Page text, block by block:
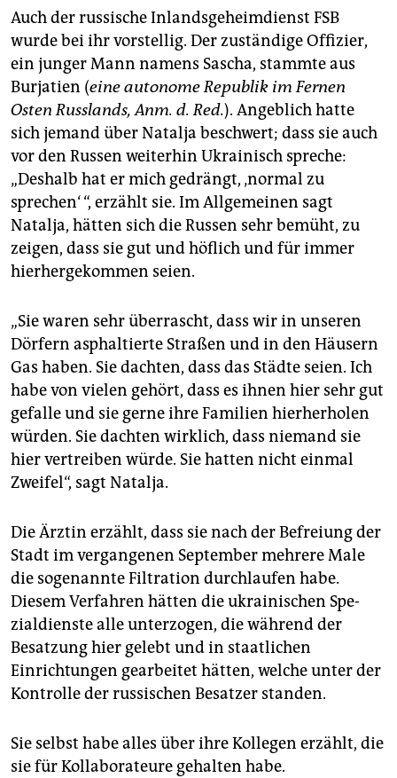
Auch der russische Inlandsgeheimdienst FSB
wurde bei ihr vorstellig. Der zuständige Offizier,
ein junger Mann namens Sascha, stammte aus
Burjatien (eine autonome Republik im Fernen
Osten Russlands, Anm. d. Red.). Angeblich hatte
sich jemand über Natalja beschwert; dass sie auch
vor den Russen weiterhin Ukrainisch spreche:
„Deshalb hat er mich gedrängt, ‚normal zu
sprechen‘ “, erzählt sie. Im Allgemeinen sagt
Natalja, hätten sich die Russen sehr bemüht, zu
zeigen, dass sie gut und höflich und für immer
hierhergekommen seien.
„Sie waren sehr überrascht, dass wir in unseren
Dörfern asphaltierte Straßen und in den Häusern
Gas haben. Sie dachten, dass das Städte seien. Ich
habe von vielen gehört, dass es ihnen hier sehr gut
gefalle und sie gerne ihre Familien hierherholen
würden. Sie dachten wirklich, dass niemand sie
hier vertreiben würde. Sie hatten nicht einmal
Zweifel“, sagt Natalja.
Die Ärztin erzählt, dass sie nach der Befreiung der
Stadt im vergangenen September mehrere Male
die sogenannte Filtration durchlaufen habe.
Diesem Verfahren hätten die ukrainischen Spe­
zial­dienste alle unterzogen, die während der
Besatzung hier gelebt und in staatlichen
Einrichtungen gearbeitet hätten, welche unter der
Kontrolle der russischen Besatzer standen.
Sie selbst habe alles über ihre Kollegen erzählt, die
sie für Kollaborateure gehalten habe.